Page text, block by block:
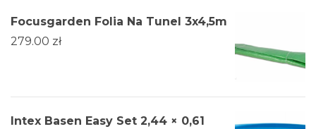
Focusgarden Folia Na Tunel 3x4,5m
279.00 zł
Intex Basen Easy Set 2,44 × 0,61